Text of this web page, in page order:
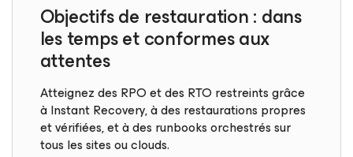
Objectifs de restauration : dans
les temps et conformes aux
attentes
Atteignez des RPO et des RTO restreints grâce
à Instant Recovery, à des restaurations propres
et vérifiées, et à des runbooks orchestrés sur
tous les sites ou clouds.